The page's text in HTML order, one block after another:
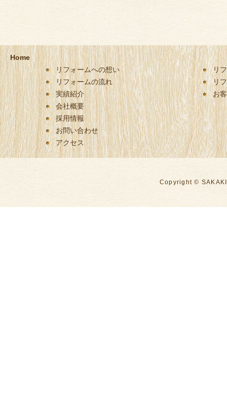
Home
リフォームへの想い
リフォームの流れ
実績紹介
会社概要
採用情報
お問い合わせ
アクセス
リ
リ
お
Copyright ©